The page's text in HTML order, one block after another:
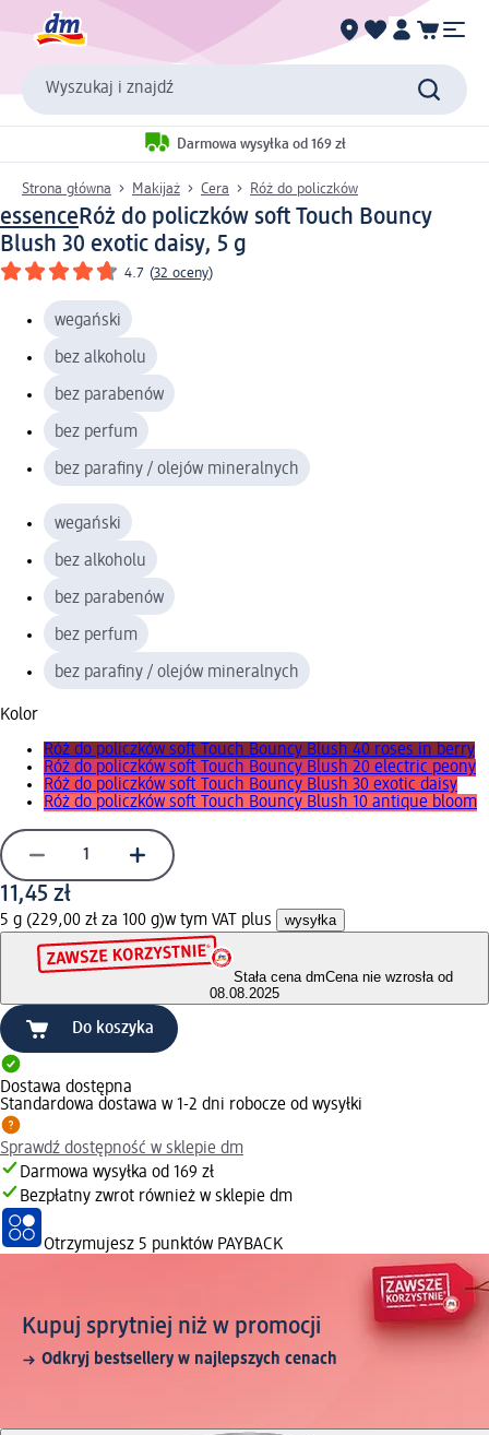
Wyszukaj i znajdź
Darmowa wysyłka od 169 zł
Strona główna Makijaż Cera Róż do policzków
essenceRóż do policzków soft Touch Bouncy
Blush 30 exotic daisy, 5 g
4.7 (32 oceny)
wegański
bez alkoholu
bez parabenów
bez perfum
bez parafiny / olejów mineralnych
wegański
bez alkoholu
bez parabenów
bez perfum
bez parafiny / olejów mineralnych
Kolor
Róż do policzków soft Touch Bouncy Blush 40 roses in berry
Róż do policzków soft Touch Bouncy Blush 20 electric peony
Róż do policzków soft Touch Bouncy Blush 30 exotic daisy
Róż do policzków soft Touch Bouncy Blush 10 antique bloom
11,45 zł
5 g (229,00 zł za 100 g)w tym VAT plus wysyłka
Stała cena dmCena nie wzrosła od
08.08.2025
Do koszyka
Dostawa dostępna
Standardowa dostawa w 1-2 dni robocze od wysyłki
Sprawdź dostępność w sklepie dm
Darmowa wysyłka od 169 zł
Bezpłatny zwrot również w sklepie dm
Otrzymujesz 5 punktów PAYBACK
Kupuj sprytniej niż w promocji
Odkryj bestsellery w najlepszych cenach